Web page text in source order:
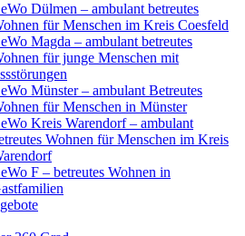
Dülmen – ambulant betreutes
für Menschen im Kreis Coesfeld
Magda – ambulant betreutes
für junge Menschen mit
Münster – ambulant Betreutes
für Menschen in Münster
Kreis Warendorf – ambulant
Wohnen für Menschen im Kreis
F – betreutes Wohnen in